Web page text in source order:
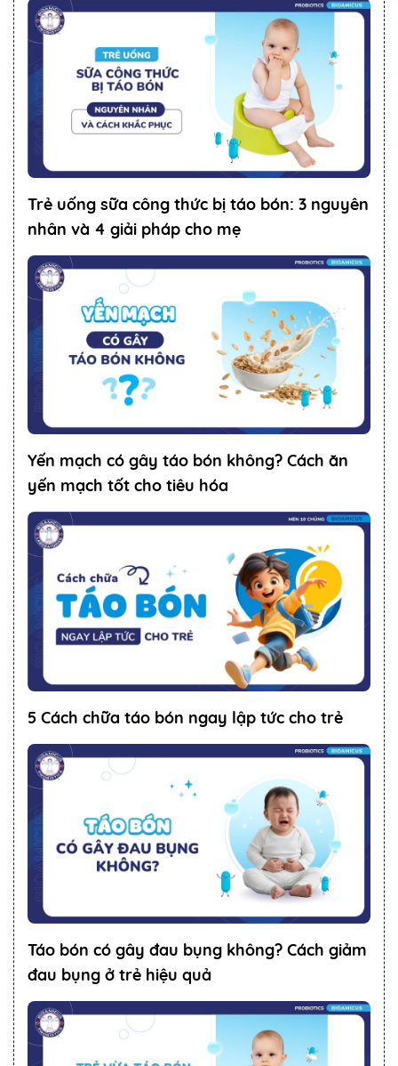
Trẻ uống sữa công thức bị táo bón: 3 nguyên
nhân và 4 giải pháp cho mẹ
Yến mạch có gây táo bón không? Cách ăn
yến mạch tốt cho tiêu hóa
5 Cách chữa táo bón ngay lập tức cho trẻ
Táo bón có gây đau bụng không? Cách giảm
đau bụng ở trẻ hiệu quả